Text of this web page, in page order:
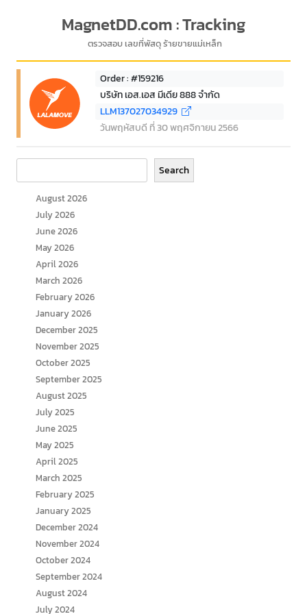
MagnetDD.com : Tracking
ตรวจสอบ เลขที่พัสดุ ร้ายขายแม่เหล็ก
Order : #159216
บริษัท เอส.เอส มีเดีย 888 จำกัด
LLM137027034929
วันพฤหัสบดี ที่ 30 พฤศจิกายน 2566
Search
August 2026
July 2026
June 2026
May 2026
April 2026
March 2026
February 2026
January 2026
December 2025
November 2025
October 2025
September 2025
August 2025
July 2025
June 2025
May 2025
April 2025
March 2025
February 2025
January 2025
December 2024
November 2024
October 2024
September 2024
August 2024
July 2024